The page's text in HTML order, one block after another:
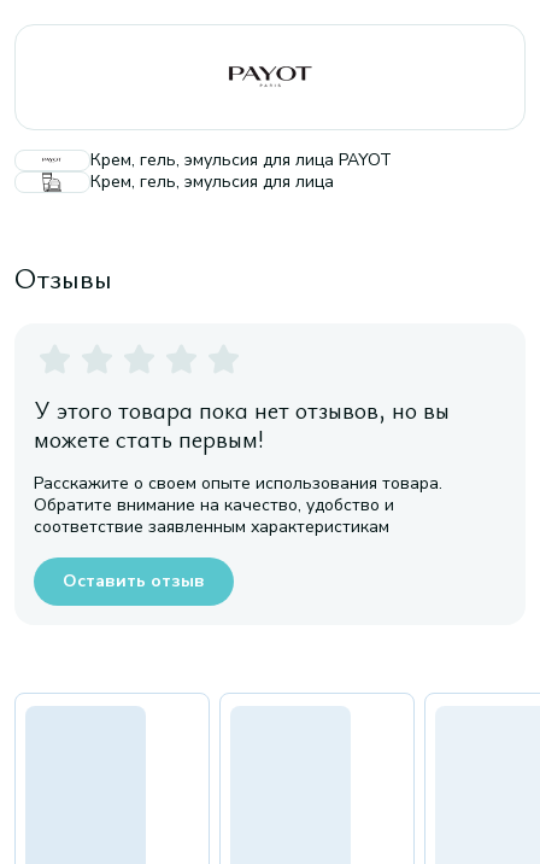
Крем, гель, эмульсия для лица PAYOT
Крем, гель, эмульсия для лица
Отзывы
У этого товара пока нет отзывов, но вы
можете стать первым!
Расскажите о своем опыте использования товара.
Обратите внимание на качество, удобство и
соответствие заявленным характеристикам
Оставить отзыв